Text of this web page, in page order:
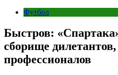
Футбол
Быстров:
сборище
профессионалов